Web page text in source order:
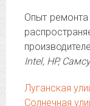
Опыт
Intel, HP,
Луганская
Солнечная